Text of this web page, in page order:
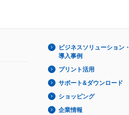
ビジネスソリューション・
導入事例
プリント活用
サポート&ダウンロード
ショッピング
企業情報